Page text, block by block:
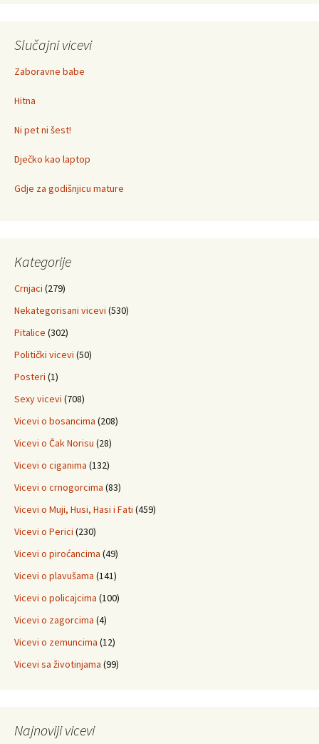
Slučajni vicevi
Zaboravne babe
Hitna
Ni pet ni šest!
Dječko kao laptop
Gdje za godišnjicu mature
Kategorije
Crnjaci (279)
Nekategorisani vicevi (530)
Pitalice (302)
Politički vicevi (50)
Posteri (1)
Sexy vicevi (708)
Vicevi o bosancima (208)
Vicevi o Čak Norisu (28)
Vicevi o ciganima (132)
Vicevi o crnogorcima (83)
Vicevi o Muji, Husi, Hasi i Fati (459)
Vicevi o Perici (230)
Vicevi o piroćancima (49)
Vicevi o plavušama (141)
Vicevi o policajcima (100)
Vicevi o zagorcima (4)
Vicevi o zemuncima (12)
Vicevi sa životinjama (99)
Najnoviji vicevi